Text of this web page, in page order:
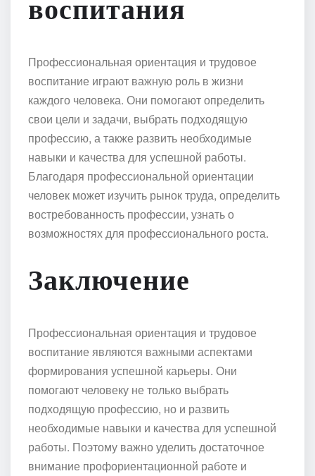
воспитания
Профессиональная ориентация и трудовое
воспитание играют важную роль в жизни
каждого человека. Они помогают определить
свои цели и задачи, выбрать подходящую
профессию, а также развить необходимые
навыки и качества для успешной работы.
Благодаря профессиональной ориентации
человек может изучить рынок труда, определить
востребованность профессии, узнать о
возможностях для профессионального роста.
Заключение
Профессиональная ориентация и трудовое
воспитание являются важными аспектами
формирования успешной карьеры. Они
помогают человеку не только выбрать
подходящую профессию, но и развить
необходимые навыки и качества для успешной
работы. Поэтому важно уделить достаточное
внимание профориентационной работе и